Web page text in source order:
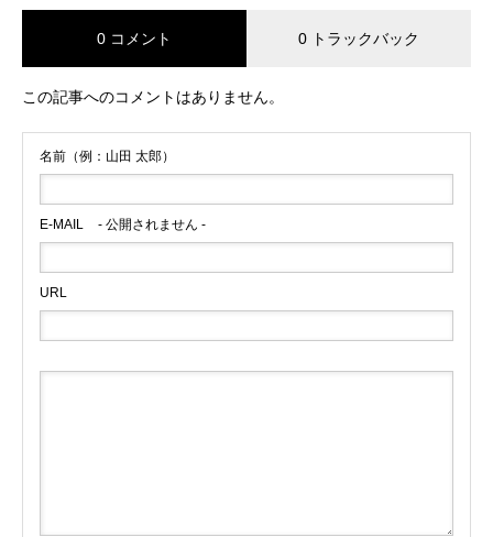
0 コメント 0 トラックバック
この記事へのコメントはありません。
名前（例：山田 太郎）
E-MAIL - 公開されません -
URL